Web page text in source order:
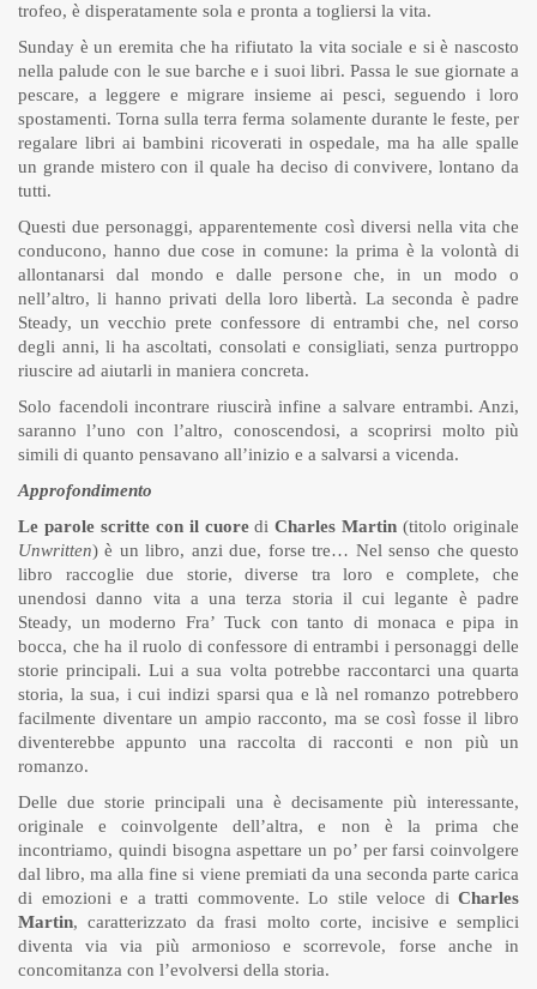
trofeo, è disperatamente sola e pronta a togliersi la vita.
Sunday è un eremita che ha rifiutato la vita sociale e si è nascosto
nella palude con le sue barche e i suoi libri. Passa le sue giornate a
pescare, a leggere e migrare insieme ai pesci, seguendo i loro
spostamenti. Torna sulla terra ferma solamente durante le feste, per
regalare libri ai bambini ricoverati in ospedale, ma ha alle spalle
un grande mistero con il quale ha deciso di convivere, lontano da
tutti.
Questi due personaggi, apparentemente così diversi nella vita che
conducono, hanno due cose in comune: la prima è la volontà di
allontanarsi dal mondo e dalle persone che, in un modo o
nell’altro, li hanno privati della loro libertà. La seconda è padre
Steady, un vecchio prete confessore di entrambi che, nel corso
degli anni, li ha ascoltati, consolati e consigliati, senza purtroppo
riuscire ad aiutarli in maniera concreta.
Solo facendoli incontrare riuscirà infine a salvare entrambi. Anzi,
saranno l’uno con l’altro, conoscendosi, a scoprirsi molto più
simili di quanto pensavano all’inizio e a salvarsi a vicenda.
Approfondimento
Le parole scritte con il cuorediCharles Martin(titolo originale
Unwritten) è un libro, anzi due, forse tre… Nel senso che questo
libro raccoglie due storie, diverse tra loro e complete, che
unendosi danno vita a una terza storia il cui legante è padre
Steady, un moderno Fra’ Tuck con tanto di monaca e pipa in
bocca, che ha il ruolo di confessore di entrambi i personaggi delle
storie principali. Lui a sua volta potrebbe raccontarci una quarta
storia, la sua, i cui indizi sparsi qua e là nel romanzo potrebbero
facilmente diventare un ampio racconto, ma se così fosse il libro
diventerebbe appunto una raccolta di racconti e non più un
romanzo.
Delle due storie principali una è decisamente più interessante,
originale e coinvolgente dell’altra, e non è la prima che
incontriamo, quindi bisogna aspettare un po’ per farsi coinvolgere
dal libro, ma alla fine si viene premiati da una seconda parte carica
di emozioni e a tratti commovente. Lo stile veloce di Charles
Martin, caratterizzato da frasi molto corte, incisive e semplici
diventa via via più armonioso e scorrevole, forse anche in
concomitanza con l’evolversi della storia.